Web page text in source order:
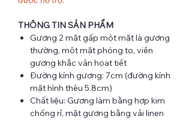
THÔNG TIN SẢN PHẨM
Gương 2 mặt gấp một mặt là gương
thường, một mặt phóng to, viền
gương khắc vân hoạt tiết
Đường kính gương: 7cm (đường kính
mặt hình thêu 5.8cm)
Chất liệu: Gương làm bằng hợp kim
chống rỉ, mặt gương bằng vải linen